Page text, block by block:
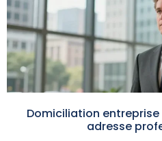
Domiciliation entreprise
adresse